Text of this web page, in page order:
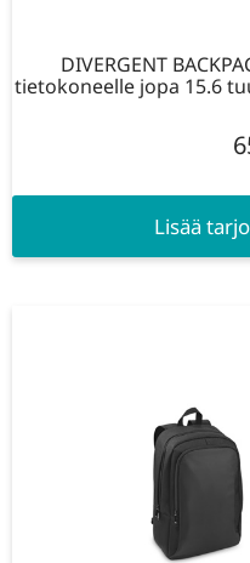
DIVERGENT
tietokoneelle jopa 15.6
Lisää